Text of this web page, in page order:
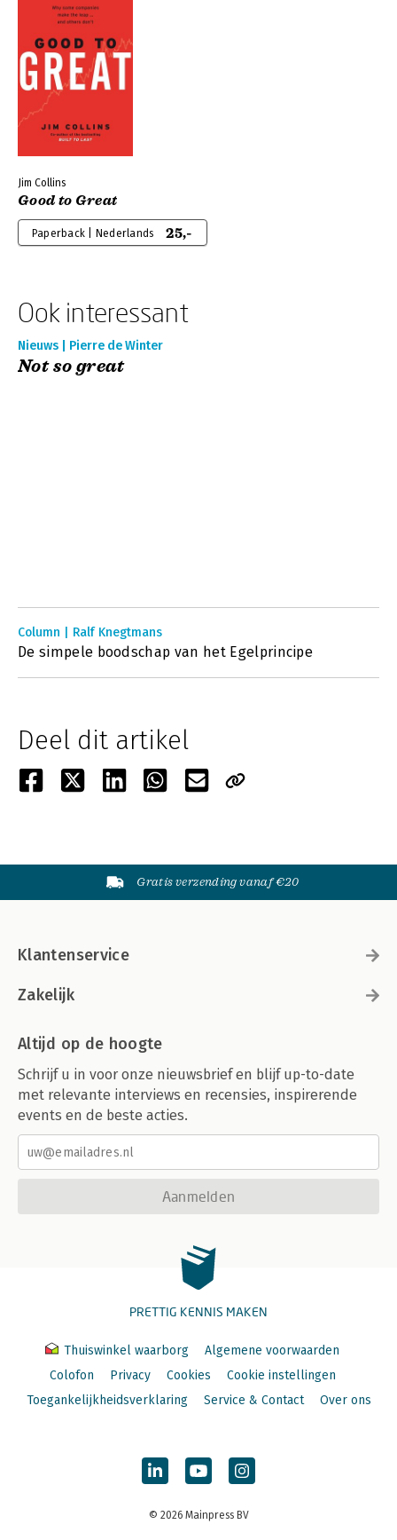
Jim Collins
Good to Great
Paperback | Nederlands 25,-
Ook interessant
Nieuws | Pierre de Winter
Not so great
Column | Ralf Knegtmans
De simpele boodschap van het Egelprincipe
Deel dit artikel
Gratis verzending vanaf €20
Klantenservice
Zakelijk
Altijd op de hoogte
Schrijf u in voor onze nieuwsbrief en blijf up-to-date
met relevante interviews en recensies, inspirerende
events en de beste acties.
Aanmelden
PRETTIG KENNIS MAKEN
Thuiswinkel waarborg
Algemene voorwaarden
Colofon
Privacy Cookies
Cookie instellingen
Toegankelijkheidsverklaring
Service & Contact Over ons
© 2026 Mainpress BV